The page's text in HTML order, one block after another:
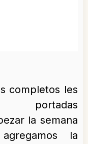
completos les
la semana
la